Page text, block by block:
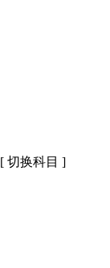
[ 切换科目 ]